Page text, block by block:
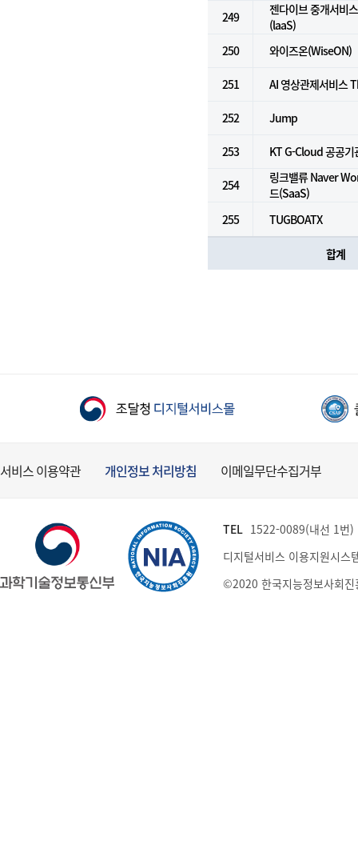
249
젠다이브 중개서비
(laaS)
250
와이즈온(WiseON)
251 AI 영상관제서비스
252 Jump
253 KT G-Cloud 공공기
254
링크밸류 Naver
드(SaaS)
255
TUGBOATX
합계
서비스 이용약관 개인정보 처리방침 이메일무단수집거부
TEL 1522-0089(내선 1번
디지털서비스 이용지원시스
©2020 한국지능정보사회진